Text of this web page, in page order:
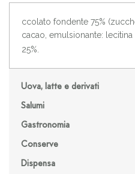
Uova, latte e derivati
Salumi
Gastronomia
Conserve
Dispensa
ccolato fondente 75%
cacao, emulsionante: lecitina
25%.